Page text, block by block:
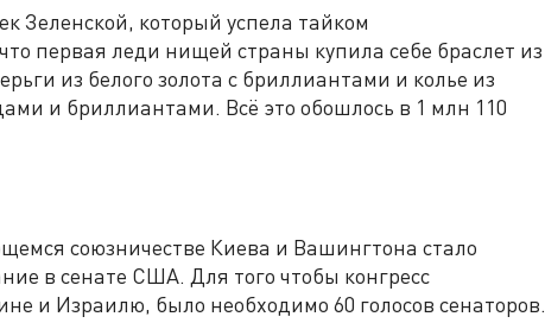
Зеленской, который успела тайком
первая леди нищей страны купила себе браслет из
из белого золота с бриллиантами и колье из
и бриллиантами. Всё это обошлось в 1 млн 110
союзничестве Киева и Вашингтона стало
в сенате США. Для того чтобы конгресс
и Израилю, было необходимо 60 голосов сенаторов.